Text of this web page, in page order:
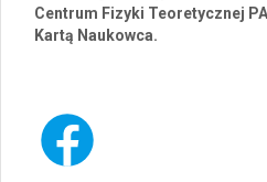
Centrum Fizyki Teoretycznej
Kartą Naukowca.